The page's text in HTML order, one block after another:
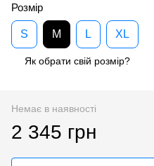
Розмір
S M L XL
Як обрати свій розмір?
Немає в наявності
2 345 грн